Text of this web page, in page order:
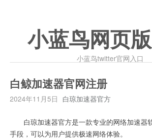
小蓝鸟网页
小蓝鸟twitter官网入口
白鲸加速器官网注册
2024年11月5日 白琼加速器官方
白琼加速器官方是一款专业的网络加速器
手段，可以为用户提供极速网络体验。